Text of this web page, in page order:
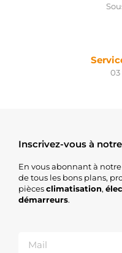
03
Inscrivez-vous à
En vous abonnant à
de tous les bons plans,
piècesclimatisation,
démarreurs.